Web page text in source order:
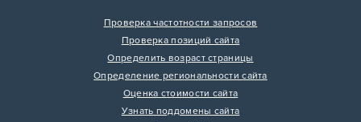
Проверка частотности запросов
Проверка позиций сайта
Определить возраст страницы
Определение региональности сайта
Оценка стоимости сайта
Узнать поддомены сайта